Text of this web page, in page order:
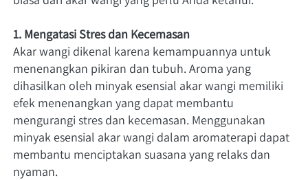
1. Mengatasi Stres dan Kecemasan
Akar wangi dikenal karena kemampuannya untuk
menenangkan pikiran dan tubuh. Aroma yang
dihasilkan oleh minyak esensial akar wangi memiliki
efek menenangkan yang dapat membantu
mengurangi stres dan kecemasan. Menggunakan
minyak esensial akar wangi dalam aromaterapi dapat
membantu menciptakan suasana yang relaks dan
nyaman.